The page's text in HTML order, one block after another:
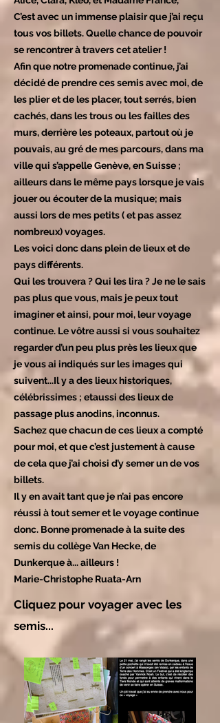
C’est avec un immense plaisir que j’ai reçu
tous vos billets. Quelle chance de pouvoir
se rencontrer à travers cet atelier !
Afin que notre promenade continue, j’ai
décidé de prendre ces semis avec moi, de
les plier et de les placer, tout serrés, bien
cachés, dans les trous ou les failles des
murs, derrière les poteaux, partout où je
pouvais, au gré de mes parcours, dans ma
ville qui s’appelle Genève, en Suisse ;
ailleurs dans le même pays lorsque je vais
jouer ou écouter de la musique; mais
aussi lors de mes petits ( et pas assez
nombreux) voyages.
Les voici donc dans plein de lieux et de
pays différents.
Qui les trouvera ? Qui les lira ? Je ne le sais
pas plus que vous, mais je peux tout
imaginer et ainsi, pour moi, leur voyage
continue. Le vôtre aussi si vous souhaitez
regarder d’un peu plus près les lieux que
je vous ai indiqués sur les images qui
suivent...Il y a des lieux historiques,
célébrissimes ; etaussi des lieux de
passage plus anodins, inconnus.
Sachez que chacun de ces lieux a compté
pour moi, et que c’est justement à cause
de cela que j’ai choisi d’y semer un de vos
billets.
Il y en avait tant que je n’ai pas encore
réussi à tout semer et le voyage continue
donc. Bonne promenade à la suite des
semis du collège Van Hecke, de
Dunkerque à... ailleurs !
Marie-Christophe Ruata-Arn
Cliquez pour voyager avec les
semis...